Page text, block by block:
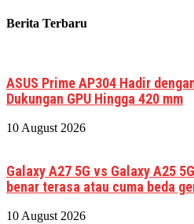
Berita Terbaru
ASUS Prime AP304 Hadir
Dukungan GPU Hingga 420 mm
10 August 2026
Galaxy A27 5G vs Galaxy A25
benar terasa atau cuma beda
10 August 2026